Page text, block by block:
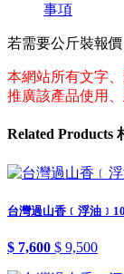
事項
若需要公斤裝報
本網站所有文字
推廣該產品使用
Related Products
台灣過山香﹝浮油
$ 7,600 $ 9,500